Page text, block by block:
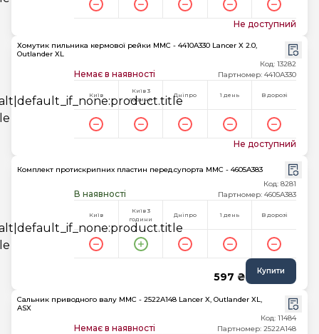
Не доступний
Хомутик пильника кермової рейки MMC - 4410A330 Lancer X 2.0,
Outlander XL
Немає в наявності
Код: 13282
Партномер: 4410A330
Київ
Київ 3
години
Дніпро 1 день В дорозі
Не доступний
Комплект протиcкрипних пластин перед.супорта MMC - 4605A383
В наявності
Код: 8281
Партномер: 4605A383
Київ
Київ 3
години
Дніпро 1 день В дорозі
597 ₴ Купити
Сальник приводного валу MMC - 2522A148 Lancer X, Outlander XL,
ASX
Немає в наявності
Код: 11484
Партномер: 2522A148